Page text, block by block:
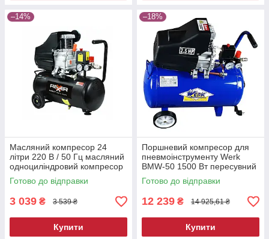
–14%
Масляний компресор 24
літри 220 В / 50 Гц масляний
одноциліндровий компресор
Готово до відправки
3 039 ₴ 3 539 ₴
Купити
–18%
Поршневий компресор для
пневмоінструменту Werk
BMW-50 1500 Вт пересувний
електричний компресор для
фарбування
Готово до відправки
12 239 ₴ 14 925,61 ₴
Купити